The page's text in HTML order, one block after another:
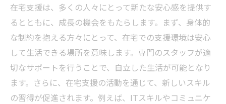
在宅支援は、多くの人々にとって新たな安心感を提供す
るとともに、成長の機会をもたらします。まず、身体的
な制約を抱える方々にとって、在宅での支援環境は安心
して生活できる場所を意味します。専門のスタッフが適
切なサポートを行うことで、自立した生活が可能となり
ます。さらに、在宅支援の活動を通じて、新しいスキル
の習得が促進されます。例えば、ITスキルやコミュニケ